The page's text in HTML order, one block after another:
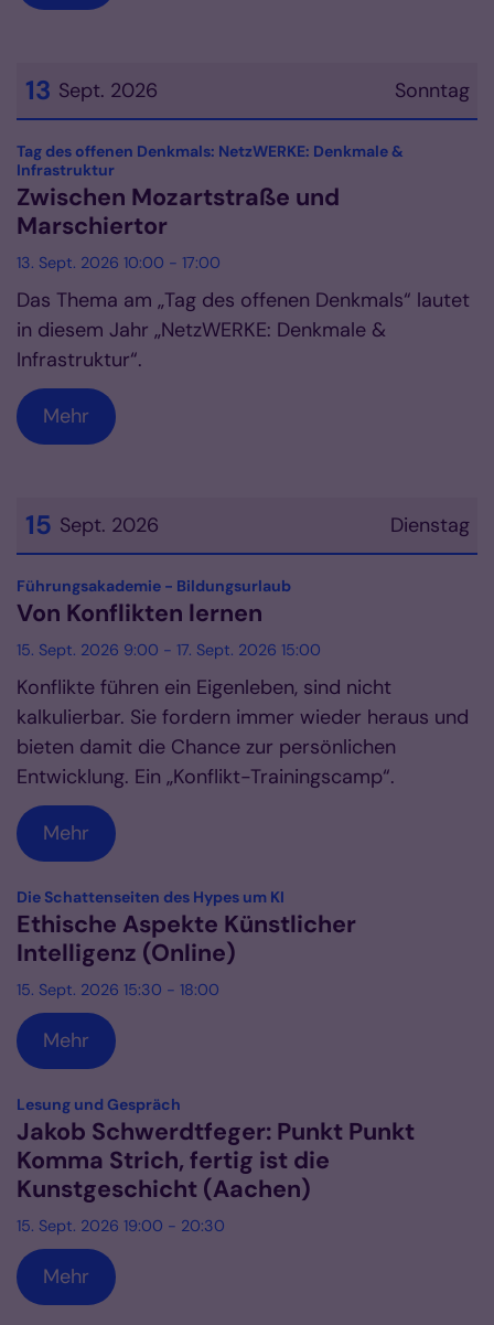
Sonntag
13 Sept. 2026
Datum: 13. September 2026
Tag des offenen Denkmals: NetzWERKE: Denkmale &
Infrastruktur:
Zwischen Mozartstraße und
Marschiertor
13. Sept. 2026 10:00 - 17:00
Das Thema am „Tag des offenen Denkmals“ lautet
in diesem Jahr „NetzWERKE: Denkmale &
Infrastruktur“.
Mehr
Dienstag
15 Sept. 2026
Datum: 15. September 2026
Führungsakademie - Bildungsurlaub:
Von Konflikten lernen
15. Sept. 2026 9:00 - 17. Sept. 2026 15:00
Konflikte führen ein Eigenleben, sind nicht
kalkulierbar. Sie fordern immer wieder heraus und
bieten damit die Chance zur persönlichen
Entwicklung. Ein „Konflikt-Trainingscamp“.
Mehr
Die Schattenseiten des Hypes um KI
Ethische Aspekte Künstlicher
Intelligenz (Online)
15. Sept. 2026 15:30 - 18:00
Mehr
Lesung und Gespräch
Jakob Schwerdtfeger: Punkt Punkt
Komma Strich, fertig ist die
Kunstgeschicht (Aachen)
15. Sept. 2026 19:00 - 20:30
Mehr